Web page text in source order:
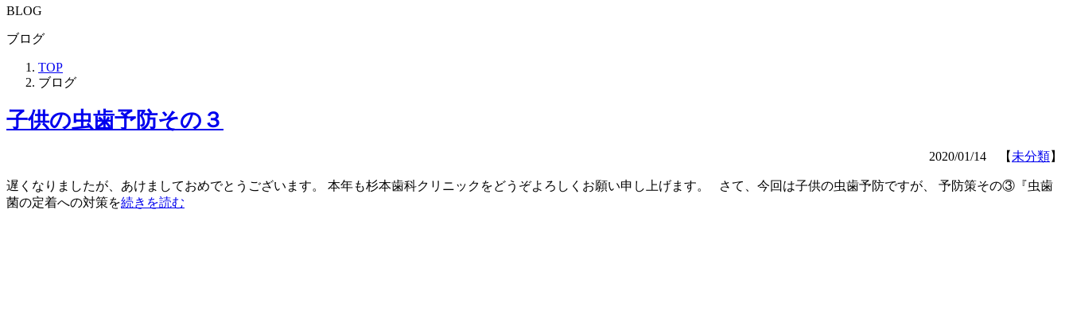
BLOG
ブログ
TOP
ブログ
子供の虫歯予防その３
2020/01/14 【 未分類】
遅くなりましたが、あけましておめでとうございます。 本年も杉本歯科クリニックをどうぞよろしくお願い申し上げます。 さて、今回は子供の虫歯予防ですが、 予防策その③『虫歯
菌の定着への対策を続きを読む